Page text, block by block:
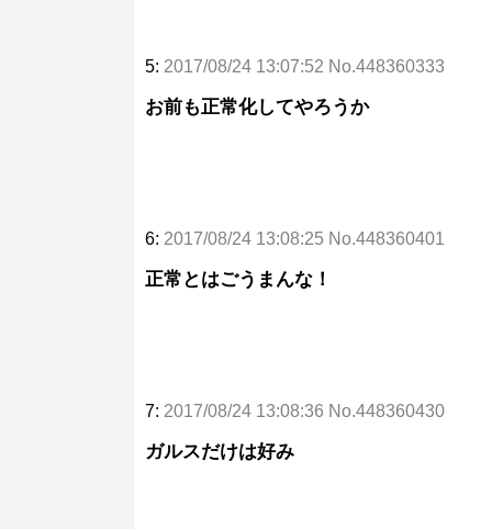
5: 2017/08/24 13:07:52 No.448360333
お前も正常化してやろうか
6: 2017/08/24 13:08:25 No.448360401
正常とはごうまんな！
7: 2017/08/24 13:08:36 No.448360430
ガルスだけは好み